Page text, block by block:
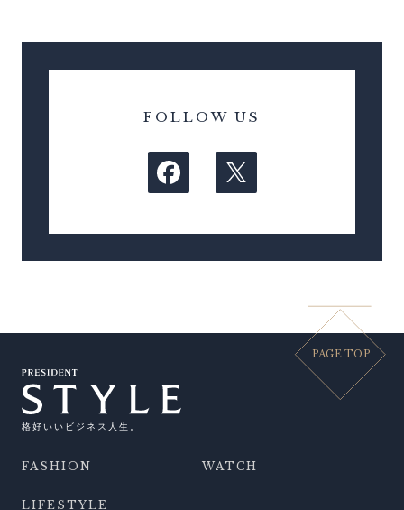
FOLLOW US
PAGE TOP
格好いいビジネス人生。
FASHION WATCH
LIFESTYLE